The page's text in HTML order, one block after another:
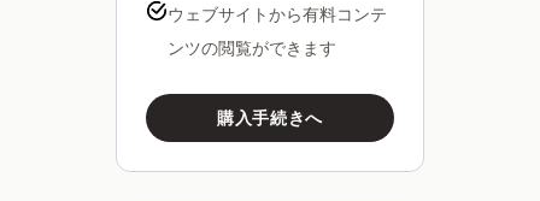
ウェブサイトから有料コンテ
ンツの閲覧ができます
購入手続きへ